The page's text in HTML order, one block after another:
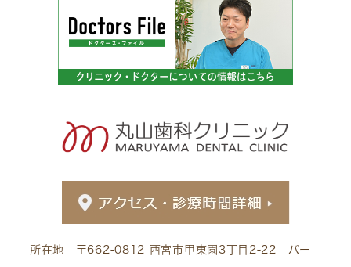
所在地 〒662-0812 西宮市甲東園3丁目2-22 パー